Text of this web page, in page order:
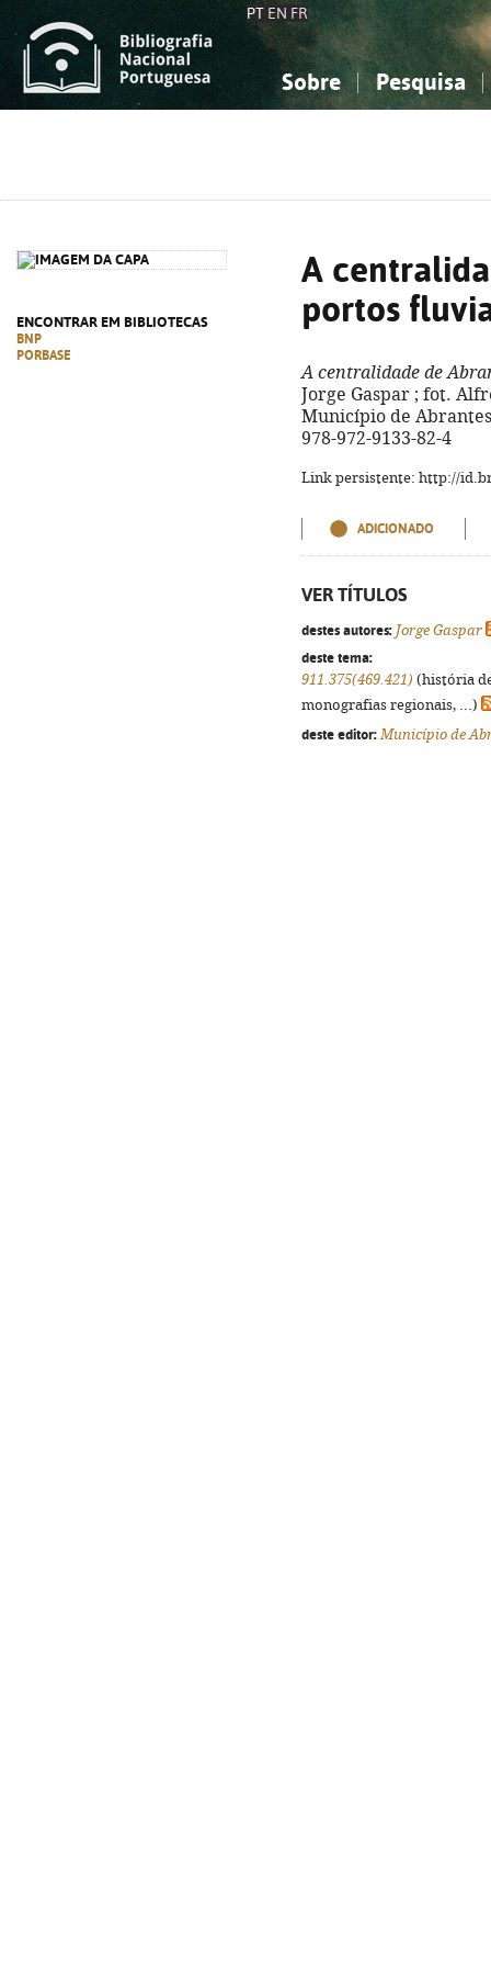
PT EN FR
Sobre Pesquisa
ENCONTRAR EM BIBLIOTECAS
BNP
PORBASE
A
portos
A centralidade de
Jorge Gaspar ; fot.
Município de
978-972-9133-82-4
Link persistente: http://
ADICIONADO
VER TÍTULOS
destes autores: Jorge Gaspar
deste tema:
911.375(469.421) (história
monografias regionais, ...)
deste editor: Município de